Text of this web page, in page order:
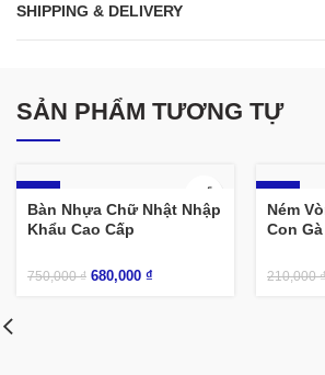
SHIPPING & DELIVERY
SẢN PHẨM TƯƠNG TỰ
-9%
Bàn Nhựa Chữ Nhật Nhập
Khẩu Cao Cấp
750,000₫ 680,000 ₫
-12%
Ném
Con Gà
210,000₫